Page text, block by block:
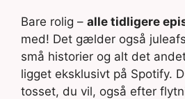
Bare rolig – alle tidligere
med! Det gælder også
små historier og alt det
ligget eksklusivt på Spotify.
tosset, du vil, også efter